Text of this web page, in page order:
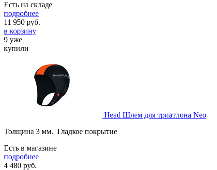
Есть на складе
подробнее
11 950 руб.
в корзину
9 уже
купили
Head Шлем для триатлона Neo
Толщина 3 мм. Гладкое покрытие
Есть в магазине
подробнее
4 480 руб.